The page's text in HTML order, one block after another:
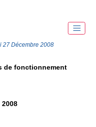
27 Décembre 2008
de fonctionnement
2008